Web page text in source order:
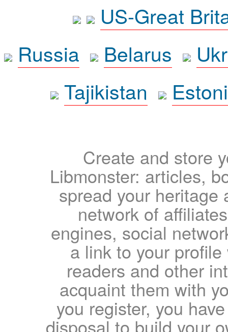
US-Great
Russia
Belarus
Tajikistan
Create and store
Libmonster: articles,
spread your heritage
network of
engines, social
a link to your
readers and other
acquaint them with
you register, you
disposal to build your